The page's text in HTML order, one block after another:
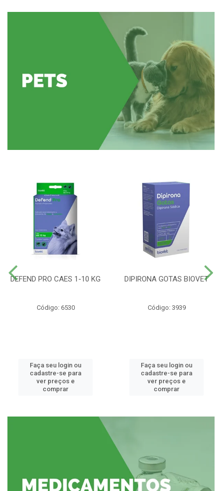
DEFEND PRO CAES 1-10 KG
Código: 6530
Faça seu login ou
cadastre-se para
ver preços e
comprar
DIPIRONA GOTAS BIOVET
Código: 3939
Faça seu login ou
cadastre-se para
ver preços e
comprar